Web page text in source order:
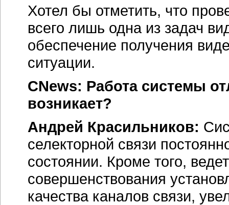
Хотел бы отметить, что
всего лишь одна из задач
обеспечение получения
ситуации.
CNews: Работа системы
возникает?
Андрей Красильников:
селекторной связи
состоянии. Кроме того,
совершенствования
качества каналов связи,